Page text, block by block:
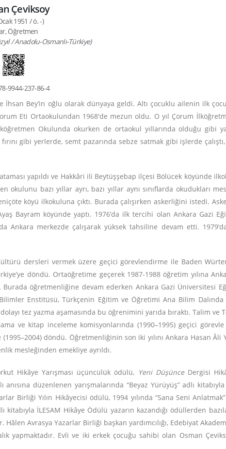
Çeviksoy
1951 / ö. -)
Öğretmen
/ Anadolu-Osmanlı-Türkiye)
9944-237-86-4
İhsan Bey’in oğlu olarak dünyaya geldi. Altı çocuklu ailenin ilk
Eti Ortaokulundan 1968'de mezun oldu. O yıl Çorum
Okulunda okurken de ortaokul yıllarında olduğu gibi
gibi yerlerde, semt pazarında sebze satmak gibi işlerde çalıştı,
yapıldı ve Hakkâri ili Beytüşşebap ilçesi Bölücek köyünde
bazı yıllar ayrı, bazı yıllar aynı sınıflarda okudukları
köyü ilkokuluna çıktı. Burada çalışırken askerliğini istedi.
Bayram köyünde yaptı. 1976’da ilk tercihi olan Ankara Gazi
Ankara merkezde çalışarak yüksek tahsiline devam etti.
dersleri vermek üzere geçici görevlendirme ile Baden
döndü. Ortaöğretime geçerek 1987-1988 öğretim yılına
öğretmenliğine devam ederken Ankara Gazi Üniversitesi
Enstitüsü, Türkçenin Eğitim ve Öğretimi Ana Bilim Dalında
tez yazma aşamasında bu öğrenimini yarıda bıraktı. Talim ve
ve kitap inceleme komisyonlarında (1990–1995) geçici görevle
döndü. Öğretmenliğinin son iki yılını Ankara Hasan Âli
mesleğinden emekliye ayrıldı.
Hikâye Yarışması üçüncülük ödülü, Yeni DüşünceDergisi
düzenlenen yarışmalarında “Beyaz Yürüyüş” adlı
Birliği Yılın Hikâyecisi ödülü, 1994 yılında “Sana Seni
kitabıyla İLESAM Hikâye Ödülü yazarın kazandığı ödüllerden
Avrasya Yazarlar Birliği başkan yardımcılığı, Edebiyat
yapmaktadır. Evli ve iki erkek çocuğu sahibi olan Osman